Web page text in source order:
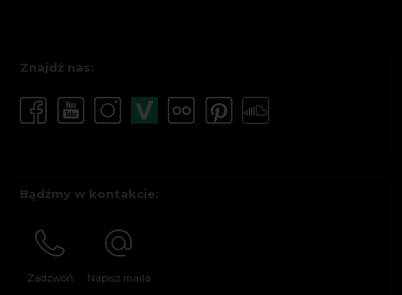
Znajdź nas:
Bądźmy w kontakcie:
Zadzwoń Napisz maila